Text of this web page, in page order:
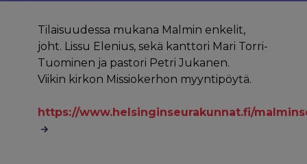
Tilaisuudessa mukana Malmin enkelit,
joht. Lissu Elenius, sekä kanttori Mari Torri-
Tuominen ja pastori Petri Jukanen.
Viikin kirkon Missiokerhon myyntipöytä.
https://www.helsinginseurakunnat.fi/